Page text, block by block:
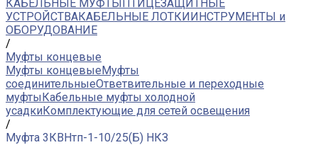
КАБЕЛЬНЫЕ МУФТЫПТИЦЕЗАЩИТНЫЕ
УСТРОЙСТВАКАБЕЛЬНЫЕ ЛОТКИИНСТРУМЕНТЫ и
ОБОРУДОВАНИЕ
/
Муфты концевые
Муфты концевыеМуфты
соединительныеОтветвительные и переходные
муфтыКабельные муфты холодной
усадкиКомплектующие для сетей освещения
/
Муфта 3КВНтп-1-10/25(Б) НКЗ